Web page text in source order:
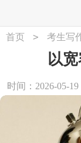
首页 > 考生写
以
时间：2026-05-19